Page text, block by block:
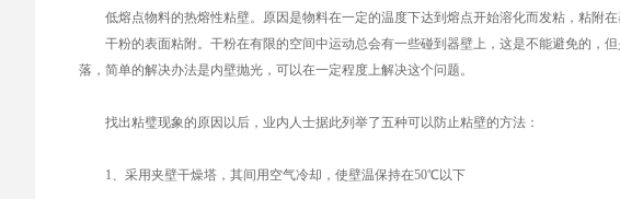
低熔点物料的热熔性粘壁。原因是物料在一定的温度下达到熔点开始溶化而发粘，粘附在
干粉的表面粘附。干粉在有限的空间中运动总会有一些碰到器壁上，这是不能避免的，
落，简单的解决办法是内壁抛光，可以在一定程度上解决这个问题。
找出粘璧现象的原因以后，业内人士据此列举了五种可以防止粘壁的方法：
1、采用夹壁干燥塔，其间用空气冷却，使壁温保持在50℃以下